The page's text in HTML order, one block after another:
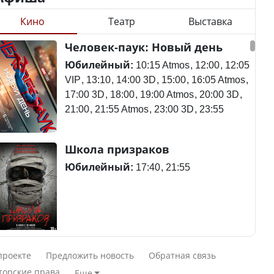
ли представлены
регионов в
төменгі жалақы,
экология: жеті
сайлаушылармен
талқылап жатыр?
зарплата,
говорят с
Станет ли
метапневмовирус
эпидемией, рассказали в
ВОЗ
потерпел крушение в
Южной Корее, погибли
120 человек
Актау: Путин принес
Кино Театр Выставка
Человек-паук: Новый день
Юбилейный: 10:15 Atmos 12:00 12:05
VIP 13:10 14:00 3D 15:00 16:05 Atmos
17:00 3D 18:00 19:00 Atmos 20:00 3D
21:00 21:55 Atmos 23:00 3D 23:55
Школа призраков
Юбилейный: 17:40 21:55
Смешарики сквозь вселенные
Юбилейный:
Предложить новость
Обратная связь